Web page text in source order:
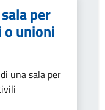
per
unioni
una sala per